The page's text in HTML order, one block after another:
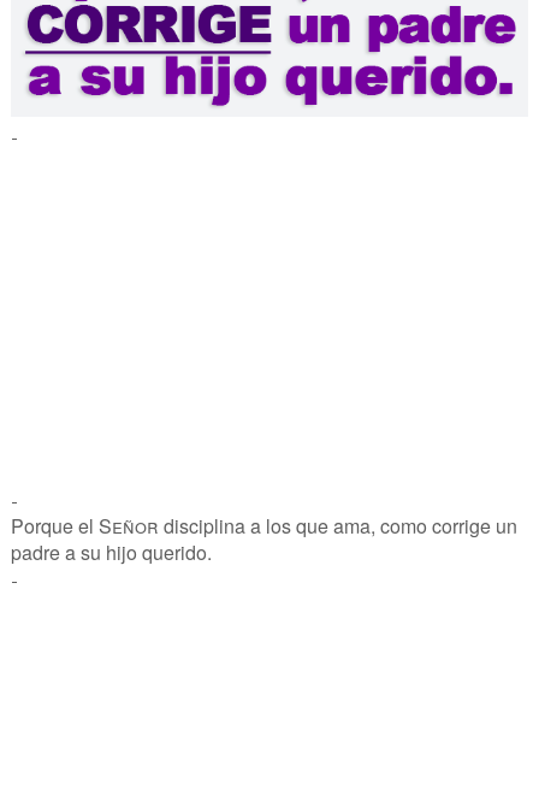
-
-
Porque el Señor disciplina a los que ama, como corrige un
padre a su hijo querido.
-